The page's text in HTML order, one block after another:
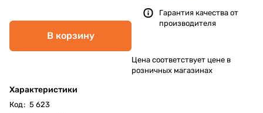
В корзину
Характеристики
Код: 5 623
Гарантия качества от
производителя
Цена соответствует цене в
розничных магазинах